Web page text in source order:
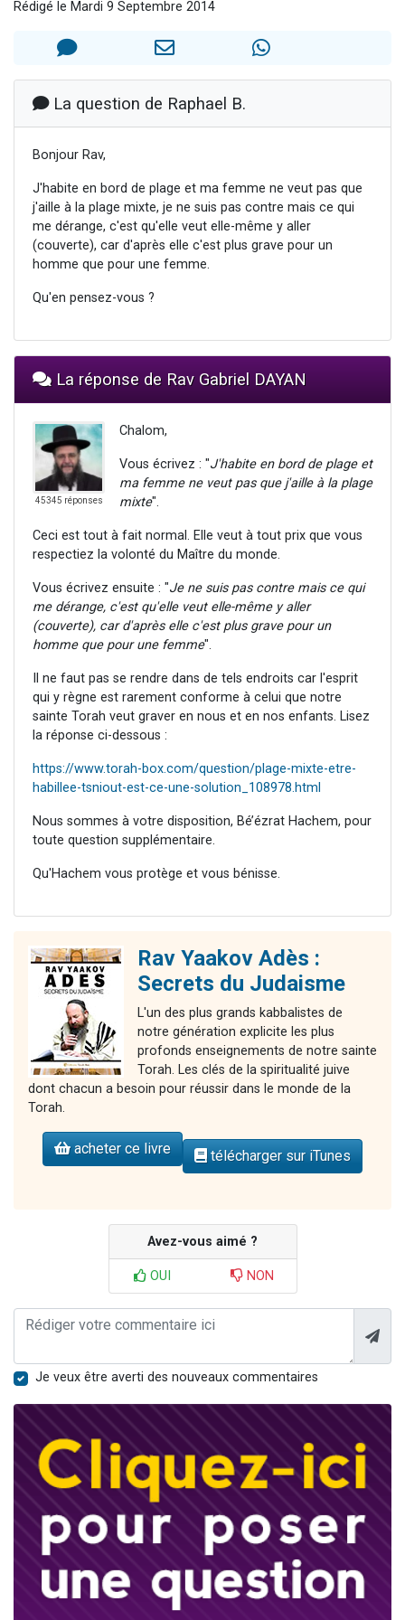
Il reste 49 places pour étudier en groupe sur Zoom
2 nouvelles musiques dans Torah-Box Music
6 personnes viennent de nous rejoindre sur WhatsApp
Rédigé le Mardi 9 Septembre 2014
La question de Raphael B.
Bonjour Rav,
J'habite en bord de plage et ma femme ne veut pas que
j'aille à la plage mixte, je ne suis pas contre mais ce qui
me dérange, c'est qu'elle veut elle-même y aller
(couverte), car d'après elle c'est plus grave pour un
homme que pour une femme.
Qu'en pensez-vous ?
La réponse de Rav Gabriel DAYAN
45345 réponses
Chalom,
Vous écrivez : "J'habite en bord de plage et
ma femme ne veut pas que j'aille à la plage
mixte".
Ceci est tout à fait normal. Elle veut à tout prix que vous
respectiez la volonté du Maître du monde.
Vous écrivez ensuite : "Je ne suis pas contre mais ce qui
me dérange, c'est qu'elle veut elle-même y aller
(couverte), car d'après elle c'est plus grave pour un
homme que pour une femme".
Il ne faut pas se rendre dans de tels endroits car l'esprit
qui y règne est rarement conforme à celui que notre
sainte Torah veut graver en nous et en nos enfants. Lisez
la réponse ci-dessous :
https://www.torah-box.com/question/plage-mixte-etre-
habillee-tsniout-est-ce-une-solution_108978.html
Nous sommes à votre disposition, Bé’ézrat Hachem, pour
toute question supplémentaire.
Qu'Hachem vous protège et vous bénisse.
Rav Yaakov Adès :
Secrets du Judaisme
L'un des plus grands kabbalistes de
notre génération explicite les plus
profonds enseignements de notre sainte
Torah. Les clés de la spiritualité juive
dont chacun a besoin pour réussir dans le monde de la
Torah.
acheter ce livre télécharger sur iTunes
Avez-vous aimé ?
OUI NON
Je veux être averti des nouveaux commentaires